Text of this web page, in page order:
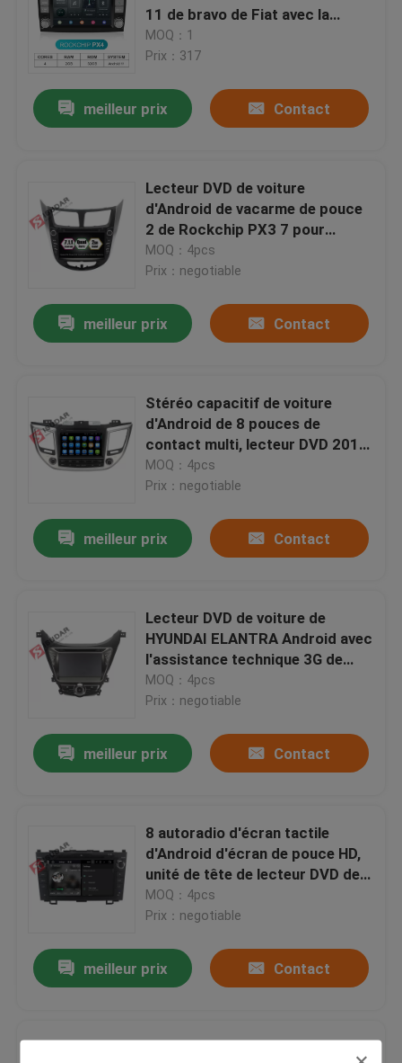
Des produits
Au sujet de nous
Visite d'usine
Contactez-nous
Cas
Shopping
Lecteur DVD de navigation de GPS de voiture
lecteur DVD androïde de voiture
Lecteur DVD de voiture pour Mercedes Benz
Navigation de DVD GPS pour BMW
11 de bravo de Fiat avec la
navigation de GPS
MOQ：1
Prix：317
meilleur prix Contact
Lecteur DVD de voiture
d'Android de vacarme de pouce
2 de Rockchip PX3 7 pour
Hyundai Verna/accent/Solaris
MOQ：4pcs
Prix：negotiable
meilleur prix Contact
Stéréo capacitif de voiture
d'Android de 8 pouces de
contact multi, lecteur DVD 2015
de Hyundai Tucson
MOQ：4pcs
Prix：negotiable
meilleur prix Contact
Lecteur DVD de voiture de
HYUNDAI ELANTRA Android avec
l'assistance technique 3G de
navigation
MOQ：4pcs
Prix：negotiable
meilleur prix Contact
8 autoradio d'écran tactile
d'Android d'écran de pouce HD,
unité de tête de lecteur DVD de
HONDA CRV
MOQ：4pcs
Prix：negotiable
meilleur prix Contact